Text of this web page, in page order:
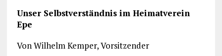
Unser Selbstverständnis im Heimatverein
Epe
Von Wilhelm Kemper, Vorsitzender